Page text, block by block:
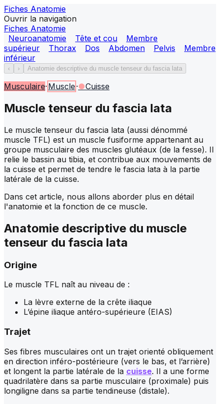
Fiches Anatomie
Ouvrir la navigation
Fiches Anatomie
Neuroanatomie
Tête et cou
Membre
supérieur
Thorax Dos Abdomen Pelvis
Membre
inférieur
‹ › Anatomie descriptive du muscle tenseur du fascia lata
Musculaire· Muscle ·●Cuisse
Muscle tenseur du fascia lata
Le muscle tenseur du fascia lata (aussi dénommé
muscle TFL) est un muscle fusiforme appartenant au
groupe musculaire des muscles glutéaux (de la fesse). Il
relie le bassin au tibia, et contribue aux mouvements de
la cuisse et permet de tendre le fascia lata à la partie
latérale de la cuisse.
Dans cet article, nous allons aborder plus en détail
l'anatomie et la fonction de ce muscle.
Anatomie descriptive du muscle
tenseur du fascia lata
Origine
Le muscle TFL naît au niveau de :
La lèvre externe de la crête iliaque
L’épine iliaque antéro-supérieure (EIAS)
Trajet
Ses fibres musculaires ont un trajet orienté obliquement
en direction inféro-postérieure (vers le bas, et l’arrière)
et longent la partie latérale de la cuisse. Il a une forme
quadrilatère dans sa partie musculaire (proximale) puis
longiligne dans sa partie tendineuse (distale).